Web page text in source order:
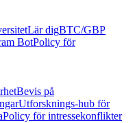
Lär digBTC/GBP
BotPolicy för
Bevis på
Utforsknings-hub för
Policy för intressekonflikter